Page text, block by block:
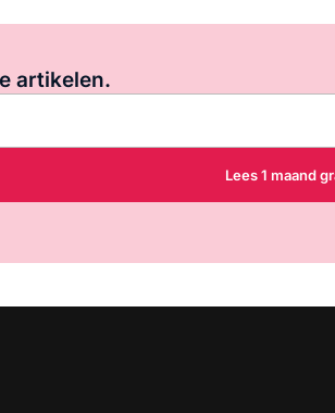
artikelen.
Lees 1 maand